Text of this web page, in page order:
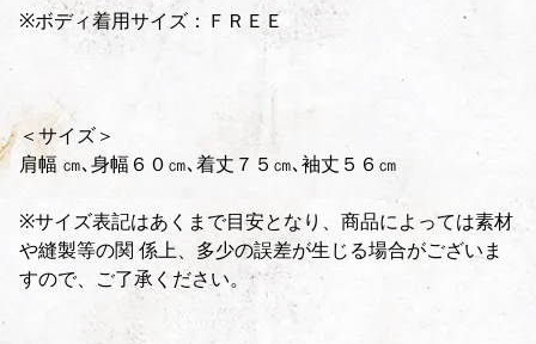
※ボディ着用サイズ：ＦＲＥＥ
＜サイズ＞
肩幅 ㎝､身幅６０㎝､着丈７５㎝､袖丈５６㎝
※サイズ表記はあくまで目安となり、商品によっては素材
や縫製等の関 係上、多少の誤差が生じる場合がございま
すので、ご了承ください。